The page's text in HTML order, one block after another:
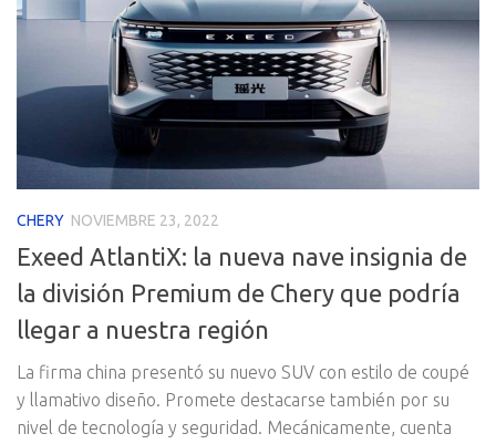
CHERY NOVIEMBRE 23, 2022
Exeed AtlantiX: la nueva nave insignia de
la división Premium de Chery que podría
llegar a nuestra región
La firma china presentó su nuevo SUV con estilo de coupé
y llamativo diseño. Promete destacarse también por su
nivel de tecnología y seguridad. Mecánicamente, cuenta